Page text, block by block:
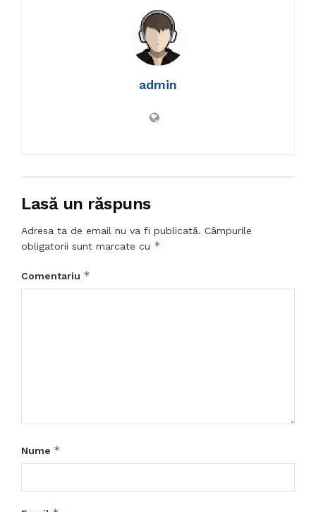
admin
Lasă un răspuns
Adresa ta de email nu va fi publicată. Câmpurile
obligatorii sunt marcate cu *
Comentariu *
Nume *